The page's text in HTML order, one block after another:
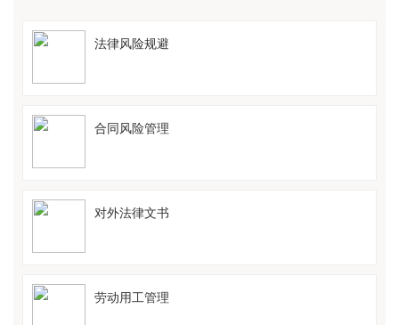
法律风险规避
合同风险管理
对外法律文书
劳动用工管理